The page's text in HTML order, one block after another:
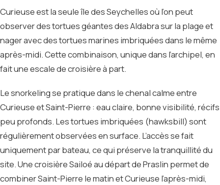
Curieuse est la seule île des Seychelles où l’on peut
observer des tortues géantes des Aldabra sur la plage et
nager avec des tortues marines imbriquées dans le même
après-midi. Cette combinaison, unique dans l’archipel, en
fait une escale de croisière à part.
Le snorkeling se pratique dans le chenal calme entre
Curieuse et Saint-Pierre : eau claire, bonne visibilité, récifs
peu profonds. Les tortues imbriquées (hawksbill) sont
régulièrement observées en surface. L’accès se fait
uniquement par bateau, ce qui préserve la tranquillité du
site. Une croisière Sailoé au départ de Praslin permet de
combiner Saint-Pierre le matin et Curieuse l’après-midi,